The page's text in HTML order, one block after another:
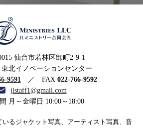
ストリー合同会社
仙台市若林区卸町2-9-1
北イノベーションセンター
9591／ FAX 022-766-9592
jlstaff1@gmail.com
月～金曜日 10:00～18:00
いるジャケット写真、アーティスト写真、音